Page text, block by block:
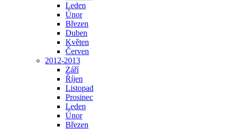
Leden
Únor
Březen
Duben
Květen
Červen
2012-2013
Září
Říjen
Listopad
Prosinec
Leden
Únor
Březen